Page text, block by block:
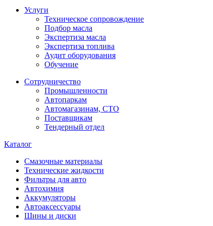
Услуги
Техническое сопровождение
Подбор масла
Экспертиза масла
Экспертиза топлива
Аудит оборудования
Обучение
Сотрудничество
Промышленности
Автопаркам
Автомагазинам, СТО
Поставщикам
Тендерный отдел
Каталог
Смазочные материалы
Технические жидкости
Фильтры для авто
Автохимия
Аккумуляторы
Автоаксессуары
Шины и диски